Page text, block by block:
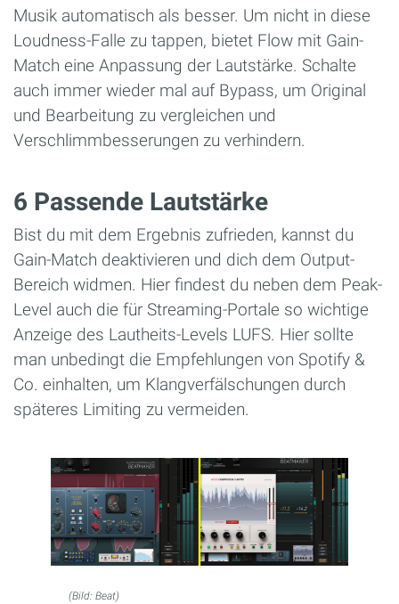
Musik automatisch als besser. Um nicht in diese
Loudness-Falle zu tappen, bietet Flow mit Gain-
Match eine Anpassung der Lautstärke. Schalte
auch immer wieder mal auf Bypass, um Original
und Bearbeitung zu vergleichen und
Verschlimmbesserungen zu verhindern.
6 Passende Lautstärke
Bist du mit dem Ergebnis zufrieden, kannst du
Gain-Match deaktivieren und dich dem Output-
Bereich widmen. Hier findest du neben dem Peak-
Level auch die für Streaming-Portale so wichtige
Anzeige des Lautheits-Levels LUFS. Hier sollte
man unbedingt die Empfehlungen von Spotify &
Co. einhalten, um Klangverfälschungen durch
späteres Limiting zu vermeiden.
(Bild: Beat)